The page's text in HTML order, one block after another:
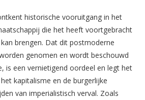
historische vooruitgang in het
die het heeft voortgebracht
brengen. Dat dit postmoderne
genomen en wordt beschouwd
is een vernietigend oordeel en legt het
kapitalisme en de burgerlijke
van imperialistisch verval. Zoals